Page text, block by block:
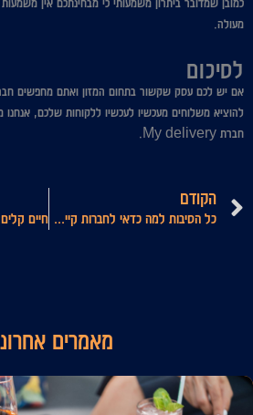
מעולה.
לסיכום
אם יש לכם עסק שקשור בתחום המזון ואתם מחפשים
להוציא משלוחים מעכשיו לעכשיו ללקוחות שלכם,
חברת My delivery.
קודם
הקודם
כל הסיבות למה כדאי לחברות קייטרינג לשכור רכב מסחרי מ-Suncar
מאמרים